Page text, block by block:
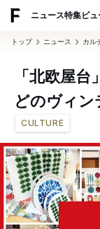
ニュース特集ビュ
トップ ニュース カル
「北欧屋
どのヴィン
CULTURE